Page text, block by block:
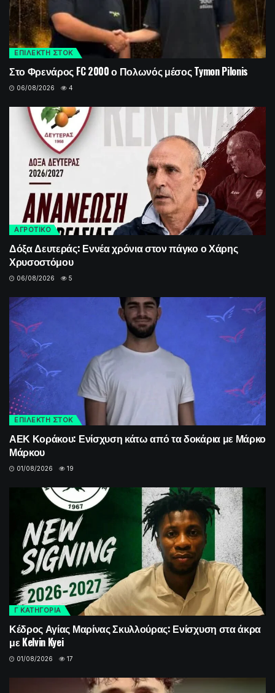
ΕΠΙΛΕΚΤΗ ΣΤΟΚ
Στο Φρενάρος FC 2000 ο Πολωνός μέσος Tymon Pilonis
06/08/2026 4
ΑΓΡΟΤΙΚΟ
Δόξα Δευτεράς: Εννέα χρόνια στον πάγκο ο Χάρης
Χρυσοστόμου
06/08/2026 5
ΕΠΙΛΕΚΤΗ ΣΤΟΚ
ΑΕΚ Κοράκου: Ενίσχυση κάτω από τα δοκάρια με Μάρκο
Μάρκου
01/08/2026 19
Γ ΚΑΤΗΓΟΡΙΑ
Κέδρος Αγίας Μαρίνας Σκυλλούρας: Ενίσχυση στα άκρα
με Kelvin Kyei
01/08/2026 17